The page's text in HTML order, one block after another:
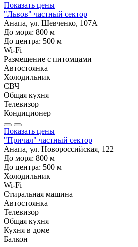
Показать цены
"Львов" частный сектор
Анапа, ул. Шевченко, 107А
До моря: 800 м
До центра: 500 м
Wi-Fi
Размещение с питомцами
Автостоянка
Холодильник
СВЧ
Общая кухня
Телевизор
Кондиционер
Показать цены
"Причал" частный сектор
Анапа, ул. Новороссийская, 122
До моря: 800 м
До центра: 500 м
Холодильник
Wi-Fi
Стиральная машина
Автостоянка
Телевизор
Общая кухня
Кухня в доме
Балкон